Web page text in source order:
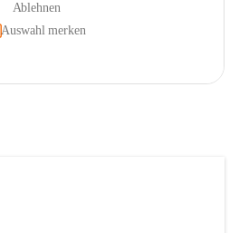
Ablehnen
Auswahl merken